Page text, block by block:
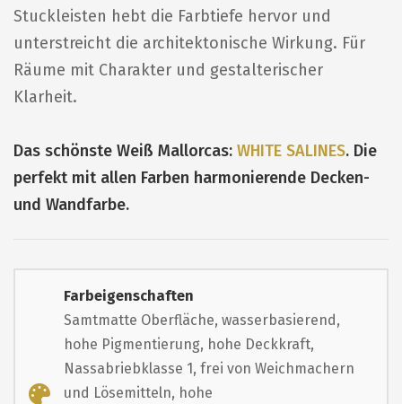
Stuckleisten hebt die Farbtiefe hervor und
unterstreicht die architektonische Wirkung. Für
Räume mit Charakter und gestalterischer
Klarheit.
Das schönste Weiß Mallorcas: WHITE SALINES. Die
perfekt mit allen Farben harmonierende Decken-
und Wandfarbe.
Farbeigenschaften
Samtmatte Oberfläche, wasserbasierend,
hohe Pigmentierung, hohe Deckkraft,
Nassabriebklasse 1, frei von Weichmachern
und Lösemitteln, hohe